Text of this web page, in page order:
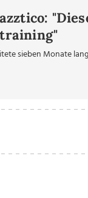
sieben Monate